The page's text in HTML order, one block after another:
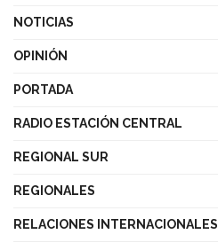
NOTICIAS
OPINIÓN
PORTADA
RADIO ESTACIÓN CENTRAL
REGIONAL SUR
REGIONALES
RELACIONES INTERNACIONALES